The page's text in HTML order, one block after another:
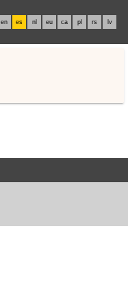
en es nl eu ca pl rs lv